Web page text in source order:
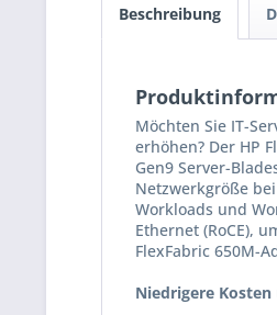
Beschreibung
Möchten Sie IT-
erhöhen? Der HP
Gen9 Server-
Netzwerkgröße
Workloads und
Ethernet (RoCE),
FlexFabric 650M-
Niedrigere